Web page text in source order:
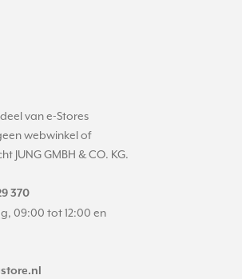
van e-Stores
webwinkel of
JUNG GMBH & CO. KG.
370
09:00 tot 12:00 en